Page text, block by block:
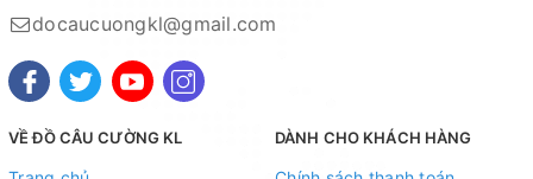
docaucuongkl@gmail.com
VỀ ĐỒ CÂU CƯỜNG KL DÀNH CHO KHÁCH HÀNG